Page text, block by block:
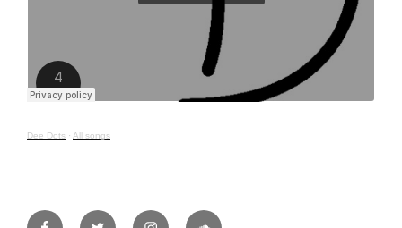
Dee Dots · All songs
FacebookTwitter InstagramSoundcloud